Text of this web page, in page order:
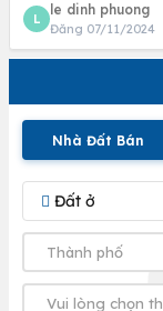
Nhà Đất Bán
Đất ở
L
le dinh phuong
Đăng 07/11/2024